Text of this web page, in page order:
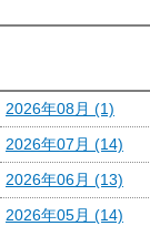
2026年08月 (1)
2026年07月 (14)
2026年06月 (13)
2026年05月 (14)